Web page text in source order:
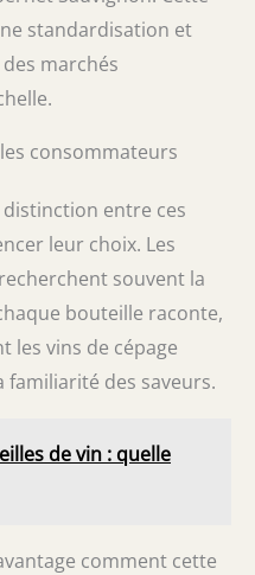
standardisation et
marchés
consommateurs
entre ces
leur choix. Les
souvent la
bouteille raconte,
les vins de cépage
des saveurs.
de vin : quelle
comment cette